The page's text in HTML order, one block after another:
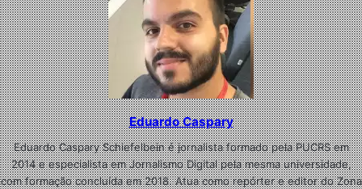
Eduardo Caspary
Eduardo Caspary Schiefelbein é jornalista formado pela PUCRS em
2014 e especialista em Jornalismo Digital pela mesma universidade,
com formação concluída em 2018. Atua como repórter e editor do Zona